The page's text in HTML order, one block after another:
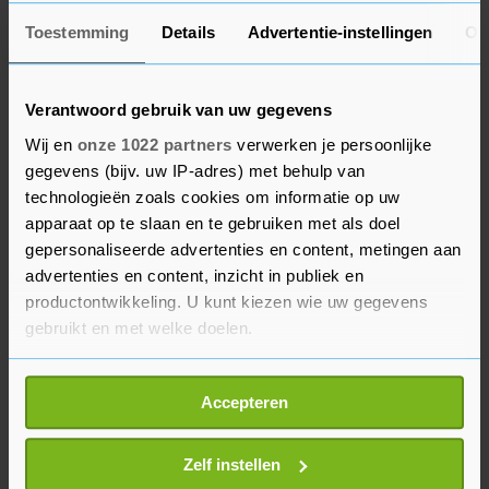
Toestemming Details Advertentie-instellingen
Verantwoord gebruik van uw gegevens
Wij en onze 1022 partners verwerken je persoonlijke
gegevens (bijv. uw IP-adres) met behulp van
technologieën zoals cookies om informatie op uw
apparaat op te slaan en te gebruiken met als doel
gepersonaliseerde advertenties en content, metingen aan
advertenties en content, inzicht in publiek en
productontwikkeling. U kunt kiezen wie uw gegevens
gebruikt en met welke doelen.
Als u het toestaat, willen we ook graag:
Informatie verzamelen over uw geografische
locatie, die tot een paar meter nauwkeurig kan zijn
Uw apparaat identificeren door het actief te
Accepteren
Zelf instellen
Baran.
De voorzitter zegt de kwestie in Giethoorn aan te
kaarten bij de Nationaal Coördinator
Discriminatie en Racisme en hij roept de
"kersverse" minister van Justitie en Veiligheid
Dilan Yeşilgöz op "hier ook wat aan te doen". Hij
vindt dat iedereen die op een "stoel zit met
verantwoordelijkheid" in de kwestie Giethoorn,
nog eens goed moet kijken of hij of zij daar goed
zit. Het meest teleurgesteld is hij in de
burgemeester van Steenwijkerland, Rob Bats. "De
oplossing is dat dit gezin moet verhuizen,
belachelijk. Waar was die burgervader? Die zou
een voorbeeld moeten zijn voor ons allemaal."